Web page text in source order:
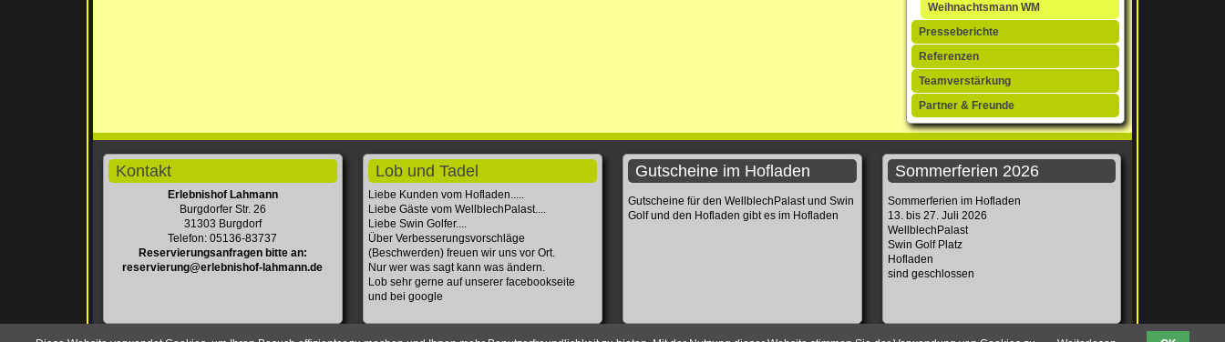
Weihnachtsmann WM
Presseberichte
Referenzen
Teamverstärkung
Partner & Freunde
Kontakt
Erlebnishof Lahmann
Burgdorfer Str. 26
31303 Burgdorf
Telefon: 05136-83737
Reservierungsanfragen bitte an:
reservierung@erlebnishof-lahmann.de
Lob und Tadel
Liebe Kunden vom Hofladen.....
Liebe Gäste vom WellblechPalast....
Liebe Swin Golfer....
Über Verbesserungsvorschläge
(Beschwerden) freuen wir uns vor Ort.
Nur wer was sagt kann was ändern.
Lob sehr gerne auf unserer facebookseite
und bei google
Gutscheine im Hofladen
Gutscheine für den WellblechPalast und Swin
Golf und den Hofladen gibt es im Hofladen
Sommerferien 2026
Sommerferien im Hofladen
13. bis 27. Juli 2026
WellblechPalast
Swin Golf Platz
Hofladen
sind geschlossen